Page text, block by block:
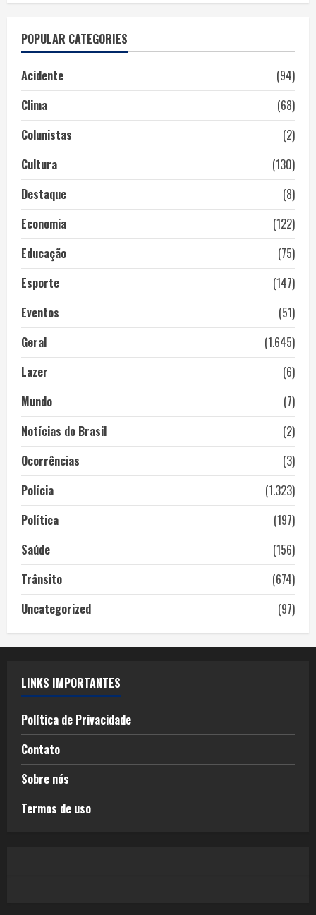
POPULAR CATEGORIES
Acidente
(94)
Clima
(68)
Colunistas
(2)
Cultura
(130)
Destaque
(8)
Economia
(122)
Educação
(75)
Esporte
(147)
Eventos
(51)
Geral
(1.645)
Lazer
(6)
Mundo
(7)
Notícias do Brasil
(2)
Ocorrências
(3)
Polícia
(1.323)
Política
(197)
Saúde
(156)
Trânsito
(674)
Uncategorized
(97)
LINKS IMPORTANTES
Política de Privacidade
Contato
Sobre nós
Termos de uso